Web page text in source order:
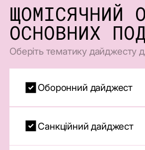
ЩОМІСЯЧНИЙ
ОСНОВНИХ
Оберіть тематику дайджесту
Оборонний дайджест
Санкційний дайджест